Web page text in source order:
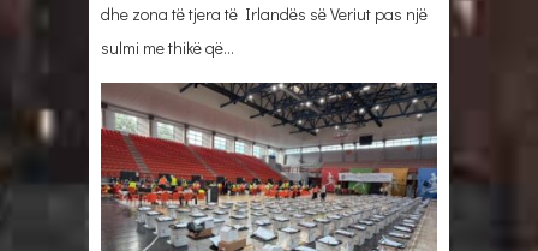
dhe zona të tjera të Irlandës së Veriut pas një
sulmi me thikë që…